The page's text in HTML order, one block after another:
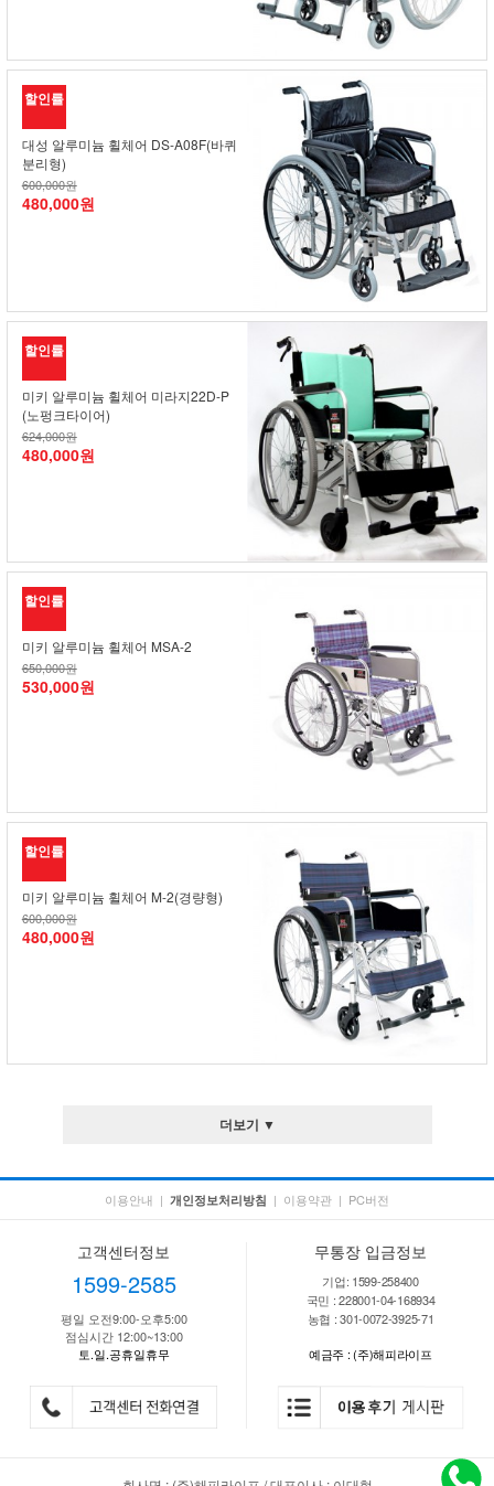
할인률
대성 알루미늄 휠체어 DS-A08F(바퀴
분리형)
600,000원
480,000원
할인률
미키 알루미늄 휠체어 미라지22D-P
(노펑크타이어)
624,000원
480,000원
할인률
미키 알루미늄 휠체어 MSA-2
650,000원
530,000원
할인률
미키 알루미늄 휠체어 M-2(경량형)
600,000원
480,000원
더보기 ▼
이용안내 | 개인정보처리방침 | 이용약관 | PC버전
고객센터정보
1599-2585
평일 오전9:00-오후5:00
점심시간 12:00~13:00
토.일.공휴일휴무
무통장 입금정보
기업: 1599-258400
국민 : 228001-04-168934
농협 : 301-0072-3925-71
예금주 : (주)해피라이프